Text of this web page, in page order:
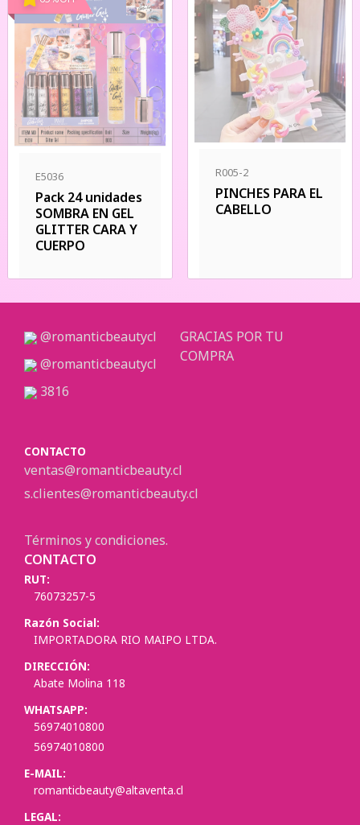
E5036
Pack 24 unidades
SOMBRA EN GEL
GLITTER CARA Y
CUERPO
R005-2
PINCHES PARA EL
CABELLO
@romanticbeautycl
@romanticbeautycl
3816
CONTACTO
ventas@romanticbeauty.cl
s.clientes@romanticbeauty.cl
Términos y condiciones.
GRACIAS POR TU
COMPRA
CONTACTO
RUT:
76073257-5
Razón Social:
IMPORTADORA RIO MAIPO LTDA.
DIRECCIÓN:
Abate Molina 118
WHATSAPP:
56974010800
56974010800
E-MAIL:
romanticbeauty@altaventa.cl
LEGAL: